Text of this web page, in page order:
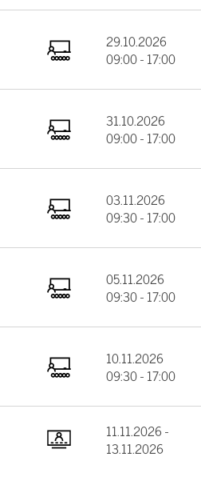
29.10.2026
09:00 - 17:00
31.10.2026
09:00 - 17:00
03.11.2026
09:30 - 17:00
05.11.2026
09:30 - 17:00
10.11.2026
09:30 - 17:00
11.11.2026 -
13.11.2026